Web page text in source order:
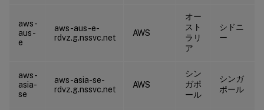
aws-
aus-
e
aws-aus-e-
rdvz.g.nssvc.net
AWS
オー
スト
ラリ
ア
シドニ
ー
aws-
asia-
se
aws-asia-se-
rdvz.g.nssvc.net
AWS
シン
ガポ
ール
シンガ
ポール